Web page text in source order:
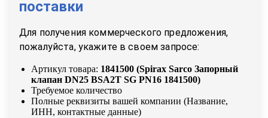
поставки
Для получения коммерческого предложения,
пожалуйста, укажите в своем запросе:
Артикул товара: 1841500 (Spirax Sarco Запорный
клапан DN25 BSA2T SG PN16 1841500)
Требуемое количество
Полные реквизиты вашей компании (Название,
ИНН, контактные данные)